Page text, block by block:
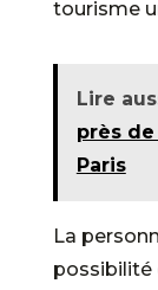
tourisme
Lire
près de
Paris
La
possibilité